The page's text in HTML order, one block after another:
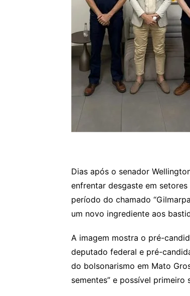
Dias após o senador
enfrentar desgaste em
período do chamado
um novo ingrediente aos
A imagem mostra o pré-
deputado federal e pré-
do bolsonarismo em Mato
sementes” e possível